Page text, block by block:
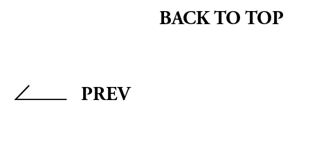
PREV
BACK TO TOP